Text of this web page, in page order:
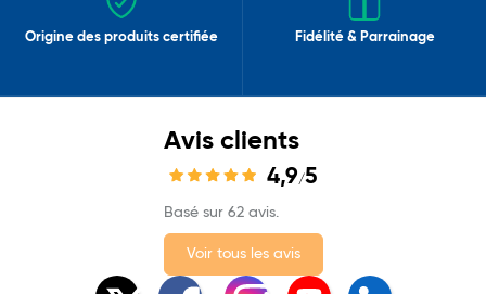
Origine des produits certifiée Fidélité & Parrainage
Avis clients
4,9/5
Basé sur 62 avis.
Voir tous les avis